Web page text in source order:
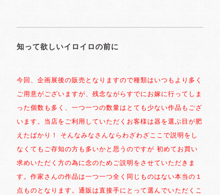
知って欲しいイロイロの前に
今回、企画展後の販売となりますので種類はいつもより多く
ご用意がございますが、残念ながらすでにお嫁に行ってしま
った個数も多く、一つ一つの数量はとても少ない作品もござ
います。当店をご利用していただくお客様は器を選ぶ目が肥
えたばかり！ そんなみなさんならわざわざここで説明をし
なくてもご存知の方も多いかと思うのですが 初めてお買い
求めいただく方の為に念のためご説明をさせていただきま
す。作家さんの作品は一つ一つ全く同じものはない本当の１
点ものとなります。通販は直接手にとって選んでいただくこ